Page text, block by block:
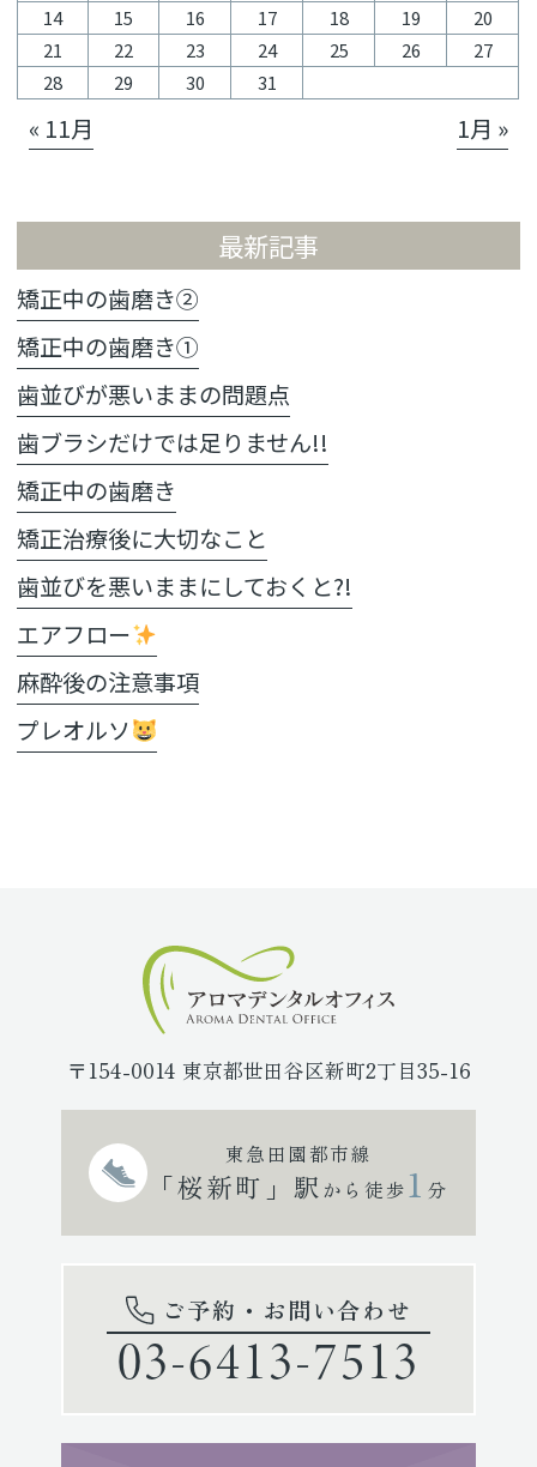
14
15 16 17 18 19
20
21
22 23 24 25 26
27
28
29 30 31
« 11月 1月 »
最新記事
矯正中の歯磨き②
矯正中の歯磨き①
歯並びが悪いままの問題点
歯ブラシだけでは足りません!!
矯正中の歯磨き
矯正治療後に大切なこと
歯並びを悪いままにしておくと?!
エアフロー
麻酔後の注意事項
プレオルソ
〒154-0014 東京都世田谷区新町2丁目35-16
東急田園都市線
「桜新町」駅 から徒歩 1 分
ご予約・お問い合わせ
03-6413-7513